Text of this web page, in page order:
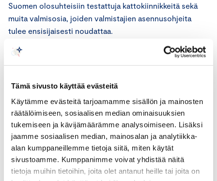
Tämä sivusto käyttää evästeitä
Käytämme evästeitä tarjoamamme sisällön ja mainosten
räätälöimiseen, sosiaalisen median ominaisuuksien
tukemiseen ja kävijämäärämme analysoimiseen. Lisäksi
jaamme sosiaalisen median, mainosalan ja analytiikka-
alan kumppaneillemme tietoja siitä, miten käytät
sivustoamme. Kumppanimme voivat yhdistää näitä
tietoja muihin tietoihin, joita olet antanut heille tai joita on
Suomen olosuhteisiin testattuja kattokiinnikkeitä sekä
muita valmisosia, joiden valmistajien asennusohjeita
tulee ensisijaisesti noudattaa.
Mustikkamaan mukaan epäonnistunut, rakennevaurioon
johtanut asennus voi käydä ilmi silloin, kun vettä alkaa
Näiden vaurioiden korjaaminen voi olla hankalaa ja
kallista.
Vaurioiden laajuuden ja syntysyyn selvittämiseen voi
olla hyvä käyttää apuna Keskuskauppakamarin
hyväksymää, puolueetonta tavarantarkastajaa.
Tavarantarkastajalta voi tarvittaessa pyytää myös arvion